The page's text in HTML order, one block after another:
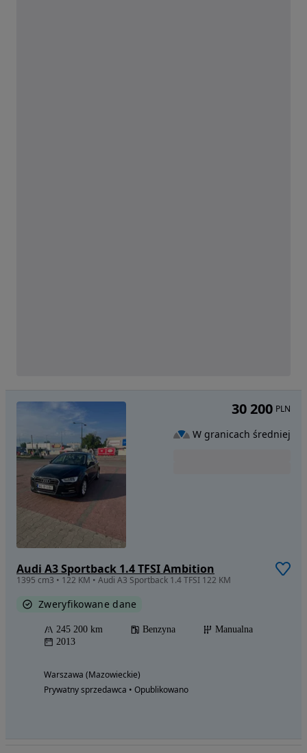
Audi A3 Sportback 1.4 TFSI Ambition
1395 cm3 • 122 KM • Audi A3 Sportback 1.4 TFSI 122 KM
Zweryfikowane dane
245 200 km Benzyna
Manualna
2013
Warszawa (Mazowieckie)
Prywatny sprzedawca • Opublikowano
30 200 PLN
W granicach średniej